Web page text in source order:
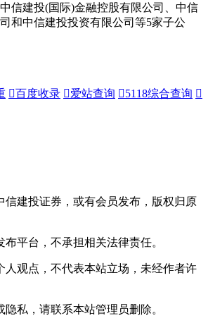
信建投(国际)金融控股有限公司、中信
和中信建投投资有限公司等5家子公
百度收录 爱站查询 5118综合查询 
信建投证券，或有会员发布，版权归原
平台，不承担相关法律责任。
人观点，不代表本站立场，未经作者许
私，请联系本站管理员删除。